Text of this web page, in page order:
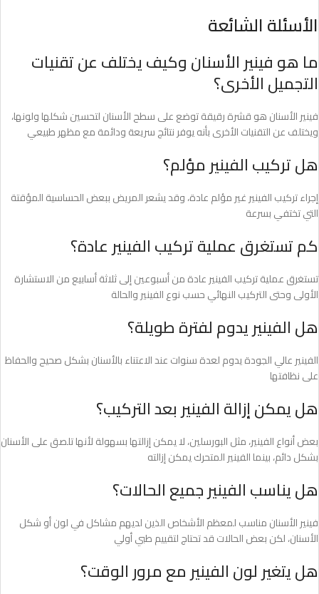
الأسئلة الشائعة
ما هو فينير الأسنان وكيف يختلف عن تقنيات
التجميل الأخرى؟
فينير الأسنان هو قشرة رقيقة توضع على سطح الأسنان لتحسين شكلها ولونها،
ويختلف عن التقنيات الأخرى بأنه يوفر نتائج سريعة ودائمة مع مظهر طبيعي
هل تركيب الفينير مؤلم؟
إجراء تركيب الفينير غير مؤلم عادة، وقد يشعر المريض ببعض الحساسية المؤقتة
التي تختفي بسرعة
كم تستغرق عملية تركيب الفينير عادة؟
تستغرق عملية تركيب الفينير عادة من أسبوعين إلى ثلاثة أسابيع من الاستشارة
الأولى وحتى التركيب النهائي حسب نوع الفينير والحالة
هل الفينير يدوم لفترة طويلة؟
الفينير عالي الجودة يدوم لعدة سنوات عند الاعتناء بالأسنان بشكل صحيح والحفاظ
على نظافتها
هل يمكن إزالة الفينير بعد التركيب؟
بعض أنواع الفينير، مثل البورسلين، لا يمكن إزالتها بسهولة لأنها تلصق على الأسنان
بشكل دائم، بينما الفينير المتحرك يمكن إزالته
هل يناسب الفينير جميع الحالات؟
فينير الأسنان مناسب لمعظم الأشخاص الذين لديهم مشاكل في لون أو شكل
الأسنان، لكن بعض الحالات قد تحتاج لتقييم طبي أولي
هل يتغير لون الفينير مع مرور الوقت؟